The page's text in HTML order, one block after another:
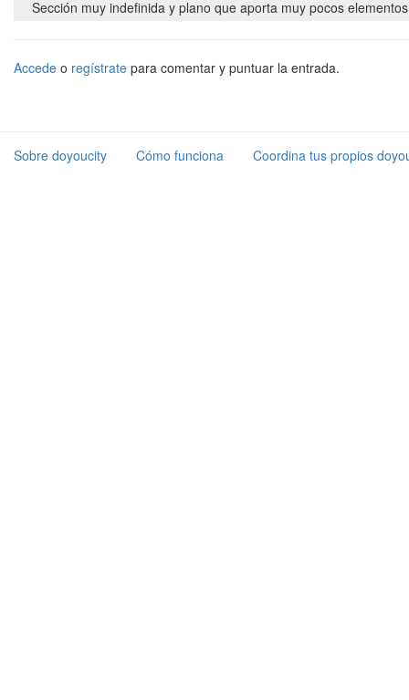
Sección muy indefinida y plano que aporta muy pocos
Accede o regístrate para comentar y puntuar la entrada.
Sobre doyoucity Cómo funciona Coordina tus propios